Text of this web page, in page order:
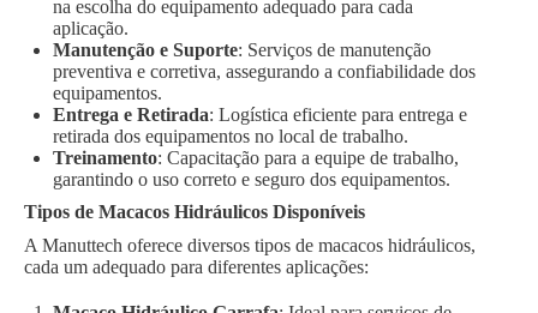
na escolha do equipamento adequado para cada
aplicação.
Manutenção e Suporte: Serviços de manutenção
preventiva e corretiva, assegurando a confiabilidade dos
equipamentos.
Entrega e Retirada: Logística eficiente para entrega e
retirada dos equipamentos no local de trabalho.
Treinamento: Capacitação para a equipe de trabalho,
garantindo o uso correto e seguro dos equipamentos.
Tipos de Macacos Hidráulicos Disponíveis
A Manuttech oferece diversos tipos de macacos hidráulicos,
cada um adequado para diferentes aplicações: